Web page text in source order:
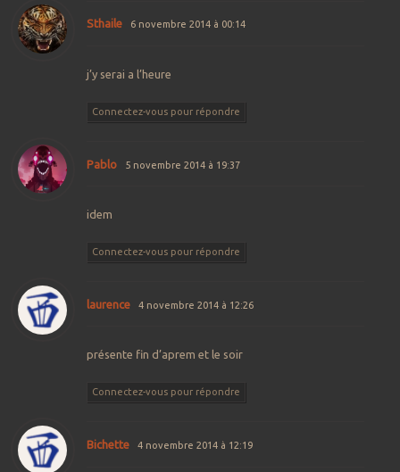
Sthaile 6 novembre 2014 à 00:14
j’y serai a l’heure
Connectez-vous pour répondre
Pablo 5 novembre 2014 à 19:37
idem
Connectez-vous pour répondre
laurence 4 novembre 2014 à 12:26
présente fin d’aprem et le soir
Connectez-vous pour répondre
Bichette 4 novembre 2014 à 12:19